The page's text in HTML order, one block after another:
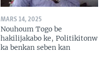
MARS 14, 2025
Nouhoum Togo be
hakilijakabo ke, Politikitonw
ka benkan seben kan